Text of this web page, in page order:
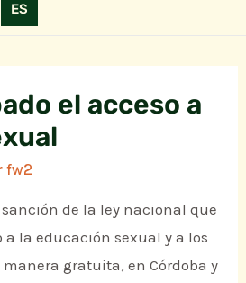
ES
el acceso a
fw2
de la ley nacional que
la educación sexual y a los
gratuita, en Córdoba y